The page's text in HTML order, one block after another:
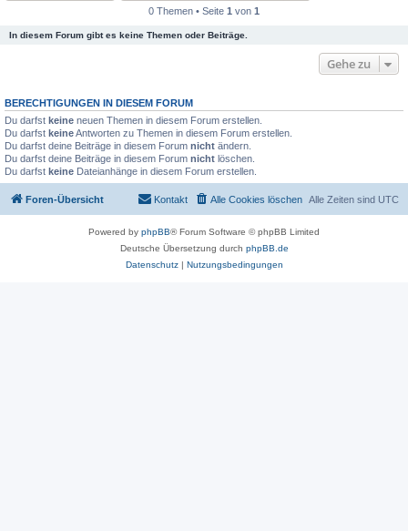
0 Themen • Seite 1 von 1
In diesem Forum gibt es keine Themen oder Beiträge.
Gehe zu
BERECHTIGUNGEN IN DIESEM FORUM
Du darfst keine neuen Themen in diesem Forum erstellen.
Du darfst keineAntworten zu Themen in diesem Forum erstellen.
Du darfst deine Beiträge in diesem Forum nicht ändern.
Du darfst deine Beiträge in diesem Forum nicht löschen.
Du darfst keine Dateianhänge in diesem Forum erstellen.
Foren-Übersicht Alle Zeiten sind UTC
Alle Cookies löschen
Kontakt
Powered by phpBB® Forum Software © phpBB Limited
Deutsche Übersetzung durch phpBB.de
Datenschutz| Nutzungsbedingungen